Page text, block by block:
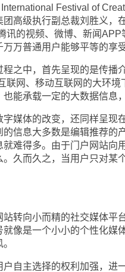
Festival of
高级执行副总裁刘胜义，
讯的视频、微博、新闻
万普通用户能够平等的享
中，首先呈现的是传播
联网、移动互联网的大环境
能承载一定的大数据信息
体的改变，还同样呈现在
信息大多数是编辑推荐的
难得多。由于门户网站向
久而久之，当用户只对某
向小而精的社交媒体平
像是一个小小的个性化媒
主选择的权利加强，进